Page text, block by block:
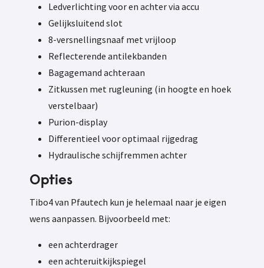
Ledverlichting voor en achter via accu
Gelijksluitend slot
8-versnellingsnaaf met vrijloop
Reflecterende antilekbanden
Bagagemand achteraan
Zitkussen met rugleuning (in hoogte en hoek
verstelbaar)
Purion-display
Differentieel voor optimaal rijgedrag
Hydraulische schijfremmen achter
Opties
Tibo4 van Pfautech kun je helemaal naar je eigen
wens aanpassen. Bijvoorbeeld met:
een achterdrager
een achteruitkijkspiegel